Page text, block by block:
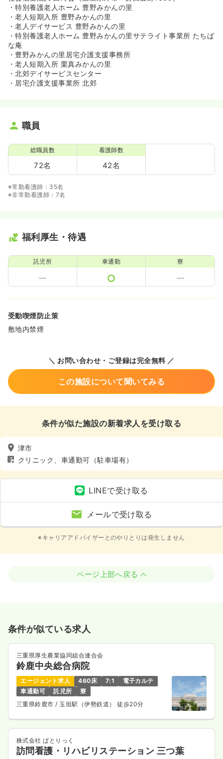
・特別養護老人ホーム 豊野みかんの里
・老人短期入所 豊野みかんの里
・老人デイサービス 豊野みかんの里
・特別養護老人ホーム 豊野みかんの里サテライト事業所 たちば
な庵
・豊野みかんの里居宅介護支援事務所
・老人短期入所 栗真みかんの里
・北郊デイサービスセンター
・居宅介護支援事業所 北郊
職員
総職員数
72名
看護師数
42名
※常勤看護師：35名
※非常勤看護師：7名
福利厚生・待遇
託児所 車通勤 寮
受動喫煙防止策
敷地内禁煙
＼ お問い合わせ・ご登録は完全無料 ／
この施設について聞いてみる
条件が似た施設の新着求人を受け取る
津市
クリニック、車通勤可（駐車場有）
LINEで受け取る
メールで受け取る
※キャリアアドバイザーとのやりとりは発生しません
ページ上部へ戻る
条件が似ている求人
三重県厚生農業協同組合連合会
鈴鹿中央総合病院
エージェント求人 460床 7:1
電子カルテ
車通勤可
託児所
寮
三重県鈴鹿市 / 玉垣駅（伊勢鉄道） 徒歩20分
株式会社 ぱとりっく
訪問看護・リハビリステーション 三つ葉